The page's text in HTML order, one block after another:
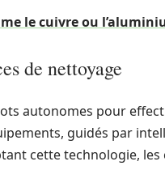
le cuivre ou
de nettoyage
autonomes pour
guidés par
cette technologie, les